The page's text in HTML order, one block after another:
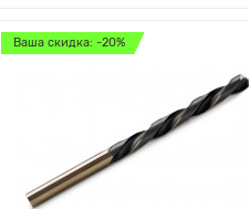
Ваша скидка: -20%